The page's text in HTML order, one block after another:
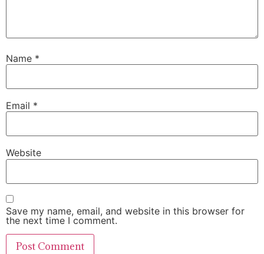
Name *
Email *
Website
Save my name, email, and website in this browser for
the next time I comment.